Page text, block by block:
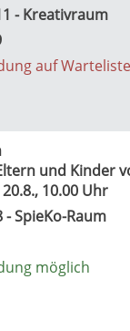
- Kreativraum
auf Warteliste
und Kinder
20.8., 10.00 Uhr
- SpieKo-Raum
möglich